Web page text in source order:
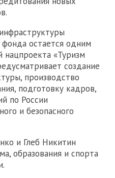
остается одним
нацпроекта «Туризм
создание
производство
подготовку кадров,
по России
и безопасного
и Глеб Никитин
образования и спорта